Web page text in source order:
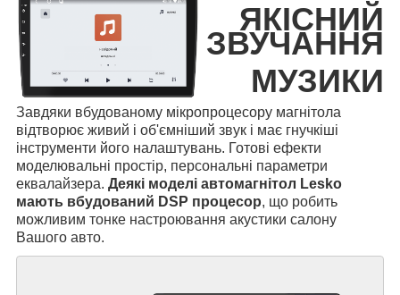
ЯКІСНИЙ
ЗВУЧАННЯ
МУЗИКИ
Завдяки вбудованому мікропроцесору магнітола
відтворює живий і об'ємніший звук і має гнучкіші
інструменти його налаштувань. Готові ефекти
моделювальні простір, персональні параметри
еквалайзера. Деякі моделі автомагнітол Lesko
мають вбудований DSP процесор, що робить
можливим тонке настроювання акустики салону
Вашого авто.